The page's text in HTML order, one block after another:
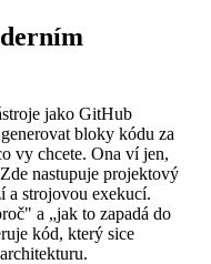
jako GitHub
bloky kódu za
vy chcete. Ona ví jen,
nastupuje projektový
a strojovou exekucí.
a „jak to zapadá do
kód, který sice